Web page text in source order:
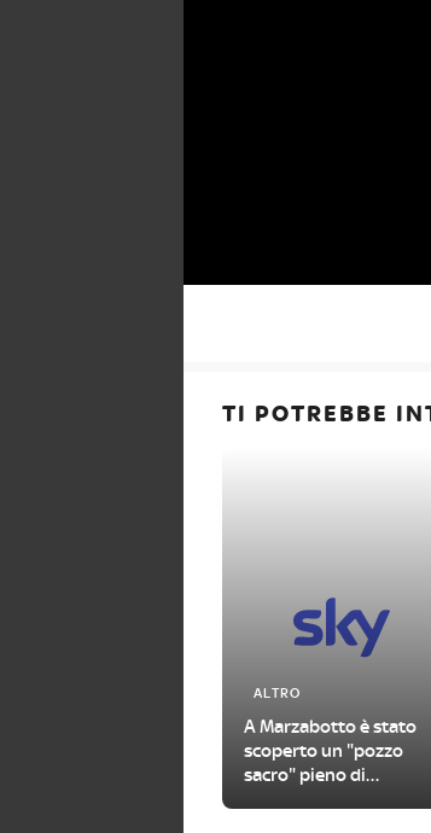
TI POTREBBE
ALTRO
A Marzabotto è stato
scoperto un "pozzo
sacro" pieno di